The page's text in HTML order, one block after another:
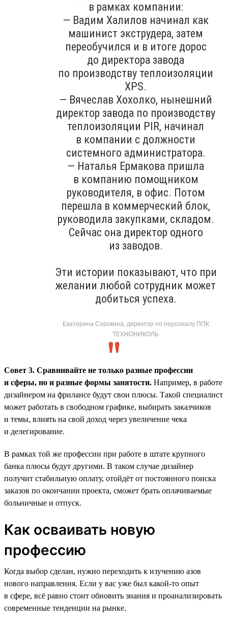
в рамках компании:
— Вадим Халилов начинал как
машинист экструдера, затем
переобучился и в итоге дорос
до директора завода
по производству теплоизоляции
XPS.
— Вячеслав Хохолко, нынешний
директор завода по производству
теплоизоляции PIR, начинал
в компании с должности
системного администратора.
— Наталья Ермакова пришла
в компанию помощником
руководителя, в офис. Потом
перешла в коммерческий блок,
руководила закупками, складом.
Сейчас она директор одного
из заводов.
Эти истории показывают, что при
желании любой сотрудник может
добиться успеха.
Екатерина Сорокина, директор по персоналу ППК
ТЕХНОНИКОЛЬ
Совет 3. Сравнивайте не только разные профессии
и сферы, но и разные формы занятости. Например, в работе
дизайнером на фрилансе будут свои плюсы. Такой специалист
может работать в свободном графике, выбирать заказчиков
и темы, влиять на свой доход через увеличение чека
и делегирование.
В рамках той же профессии при работе в штате крупного
банка плюсы будут другими. В таком случае дизайнер
получит стабильную оплату, отойдёт от постоянного поиска
заказов по окончании проекта, сможет брать оплачиваемые
больничные и отпуск.
Как осваивать новую
профессию
Когда выбор сделан, нужно переходить к изучению азов
нового направления. Если у вас уже был какой-то опыт
в сфере, всё равно стоит обновить знания и проанализировать
современные тенденции на рынке.